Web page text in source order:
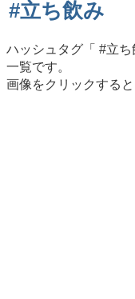
#立ち飲み
ハッシュタグ「 #立ち
一覧です。
画像をクリックする